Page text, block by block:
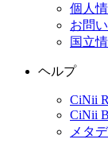
個人
お問
国立
ヘルプ
CiNii
CiNii
メタ